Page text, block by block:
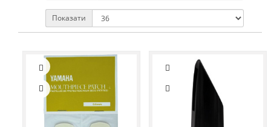
Показати